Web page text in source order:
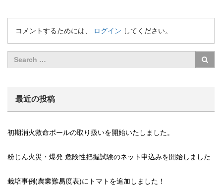
コメントするためには、 ログイン してください。
最近の投稿
初期消火救命ボールの取り扱いを開始いたしました。
粉じん火災・爆発 危険性把握試験のネット申込みを開始しました
栽培事例(農業難易度表)にトマトを追加しました！